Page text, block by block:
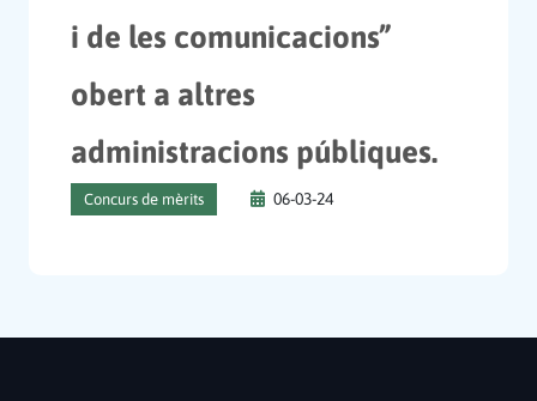
i de les comunicacions”
obert a altres
administracions públiques.
Concurs de mèrits 06-03-24